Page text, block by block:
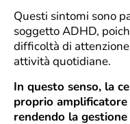
Questi sintomi sono
soggetto ADHD,
difficoltà di
attività quotidiane.
In questo senso, la
proprio amplificatore
rendendo la